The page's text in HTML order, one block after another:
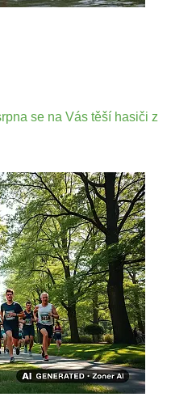
se na Vás těší hasiči z